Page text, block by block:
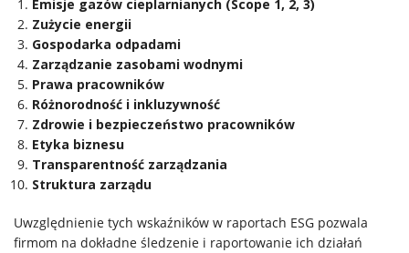
Emisje gazów cieplarnianych (Scope 1, 2, 3)
Zużycie energii
Gospodarka odpadami
Zarządzanie zasobami wodnymi
Prawa pracowników
Różnorodność i inkluzywność
Zdrowie i bezpieczeństwo pracowników
Etyka biznesu
Transparentność zarządzania
Struktura zarządu
Uwzględnienie tych wskaźników w raportach ESG pozwala
firmom na dokładne śledzenie i raportowanie ich działań